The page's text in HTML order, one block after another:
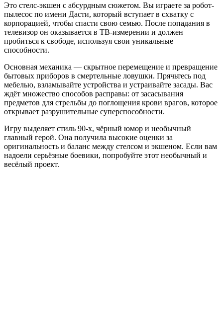
Это стелс-экшен с абсурдным сюжетом. Вы играете за робот-
пылесос по имени Дасти, который вступает в схватку с
корпорацией, чтобы спасти свою семью. После попадания в
телевизор он оказывается в ТВ-измерении и должен
пробиться к свободе, используя свои уникальные
способности.
Основная механика — скрытное перемещение и превращение
бытовых приборов в смертельные ловушки. Прячьтесь под
мебелью, взламывайте устройства и устраивайте засады. Вас
ждёт множество способов расправы: от засасывания
предметов для стрельбы до поглощения крови врагов, которое
открывает разрушительные суперспособности.
Игру выделяет стиль 90-х, чёрный юмор и необычный
главный герой. Она получила высокие оценки за
оригинальность и баланс между стелсом и экшеном. Если вам
надоели серьёзные боевики, попробуйте этот необычный и
весёлый проект.